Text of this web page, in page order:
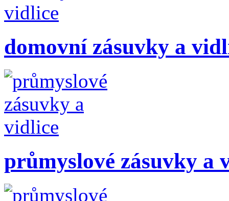
domovní zásuvky a
průmyslové zásuvky a